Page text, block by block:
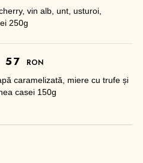
vin alb, unt, usturoi,
250g
57 RON
caramelizată, miere cu trufe și
casei 150g